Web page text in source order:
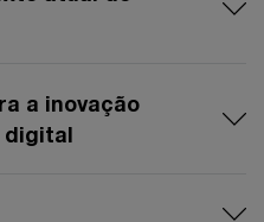
a inovação
digital